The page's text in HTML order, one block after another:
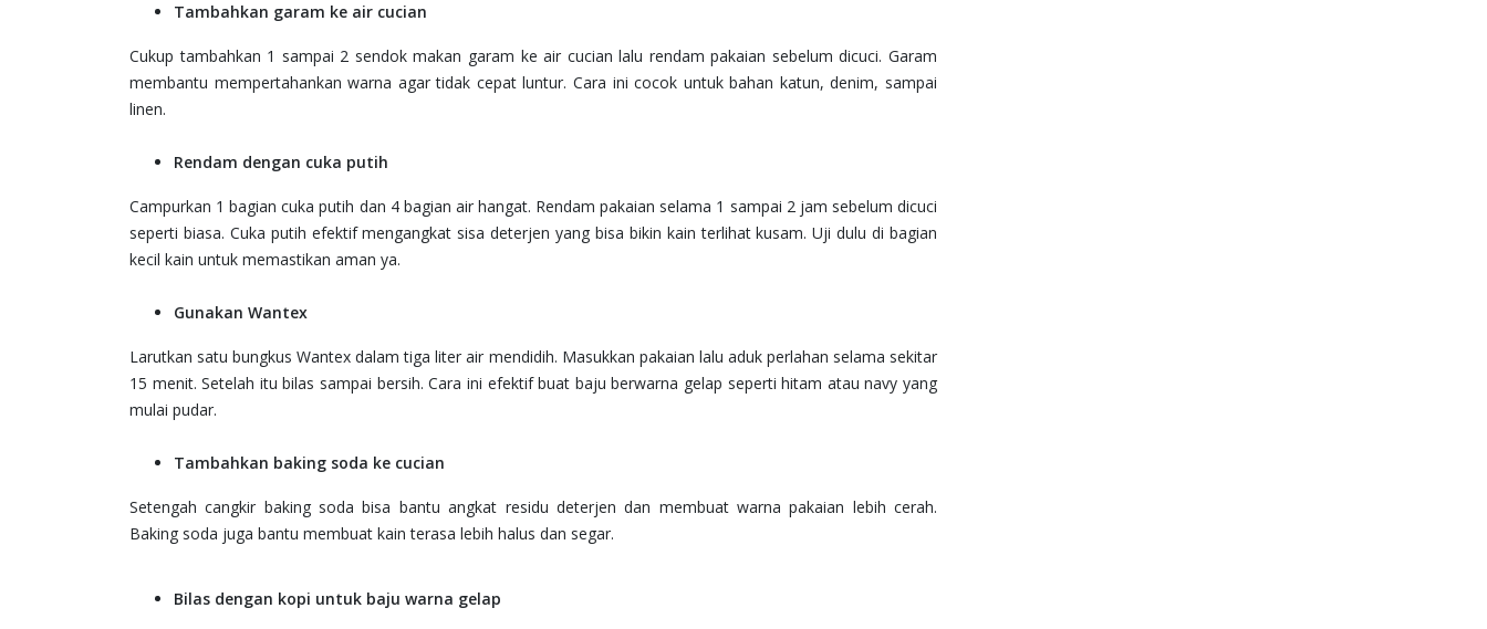
Tambahkan garam ke air cucian
Cukup tambahkan 1 sampai 2 sendok makan garam ke air cucian lalu rendam pakaian sebelum dicuci. Garam
membantu mempertahankan warna agar tidak cepat luntur. Cara ini cocok untuk bahan katun, denim, sampai
linen.
Rendam dengan cuka putih
Campurkan 1 bagian cuka putih dan 4 bagian air hangat. Rendam pakaian selama 1 sampai 2 jam sebelum dicuci
seperti biasa. Cuka putih efektif mengangkat sisa deterjen yang bisa bikin kain terlihat kusam. Uji dulu di bagian
kecil kain untuk memastikan aman ya.
Gunakan Wantex
Larutkan satu bungkus Wantex dalam tiga liter air mendidih. Masukkan pakaian lalu aduk perlahan selama sekitar
15 menit. Setelah itu bilas sampai bersih. Cara ini efektif buat baju berwarna gelap seperti hitam atau navy yang
mulai pudar.
Tambahkan baking soda ke cucian
Setengah cangkir baking soda bisa bantu angkat residu deterjen dan membuat warna pakaian lebih cerah.
Baking soda juga bantu membuat kain terasa lebih halus dan segar.
Bilas dengan kopi untuk baju warna gelap